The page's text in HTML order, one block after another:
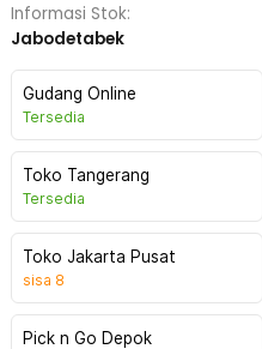
Informasi Stok:
Jabodetabek
Gudang Online
Tersedia
Toko Tangerang
Tersedia
Toko Jakarta Pusat
sisa 8
Pick n Go Depok